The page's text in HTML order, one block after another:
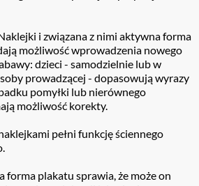
i związana z nimi aktywna forma
możliwość wprowadzenia nowego
dzieci - samodzielnie lub w
prowadzącej - dopasowują wyrazy
pomyłki lub nierównego
możliwość korekty.
pełni funkcję ściennego
forma plakatu sprawia, że może on